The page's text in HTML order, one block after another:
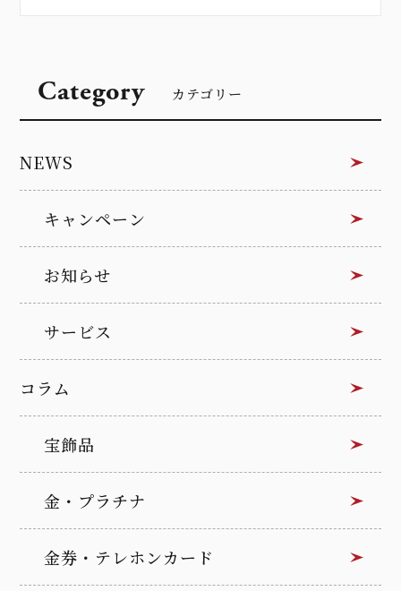
Category カテゴリー
NEWS
キャンペーン
お知らせ
サービス
コラム
宝飾品
金・プラチナ
金券・テレホンカード